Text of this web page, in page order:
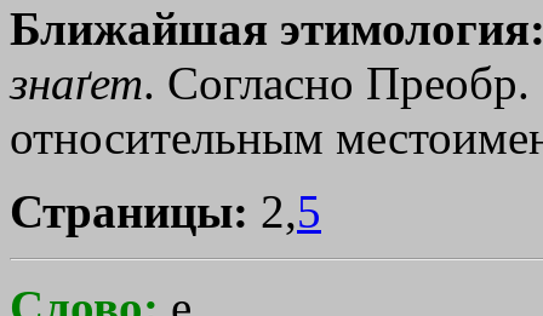
Ближайшая
знаґет. Согласно
относительным
Страницы: 2,5